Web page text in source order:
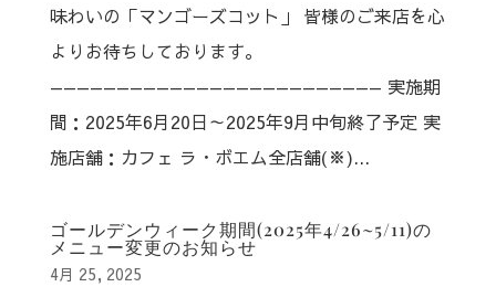
味わいの「マンゴーズコット」 皆様のご来店を心
よりお待ちしております。
————————————————————————— 実施期
間：2025年6月20日～2025年9月中旬終了予定 実
施店舗：カフェ ラ・ボエム全店舗(※)...
ゴールデンウィーク期間(2025年4/26~5/11)の
メニュー変更のお知らせ
4月 25, 2025